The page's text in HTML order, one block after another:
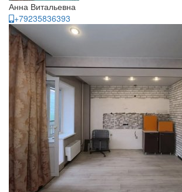
Анна Витальевна
+79235836393